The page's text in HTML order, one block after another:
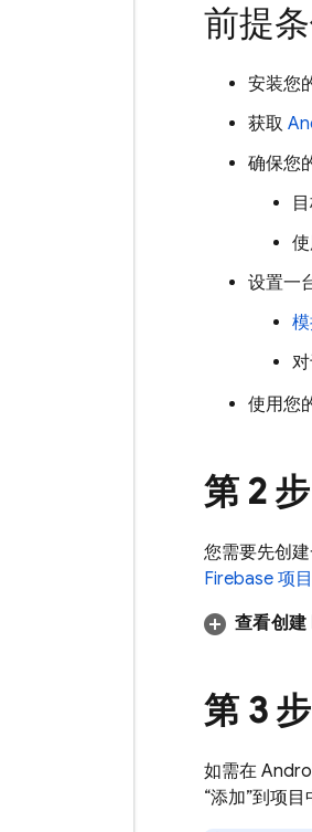
前提
安装您
获取
确保您
设置一
使用您
第 2 步
您需要先创
Firebase 项目
查看创
第 3 步
如需在
“添加”到项目